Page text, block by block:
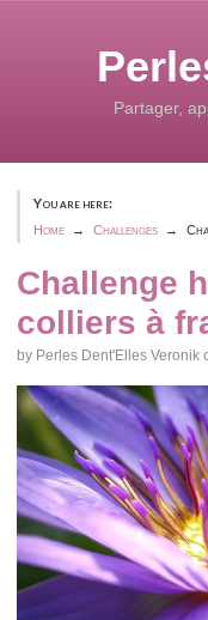
Partager,
You are here:
Home Challenges
Challenge
colliers à
by Perles Dent'Elles Veronik